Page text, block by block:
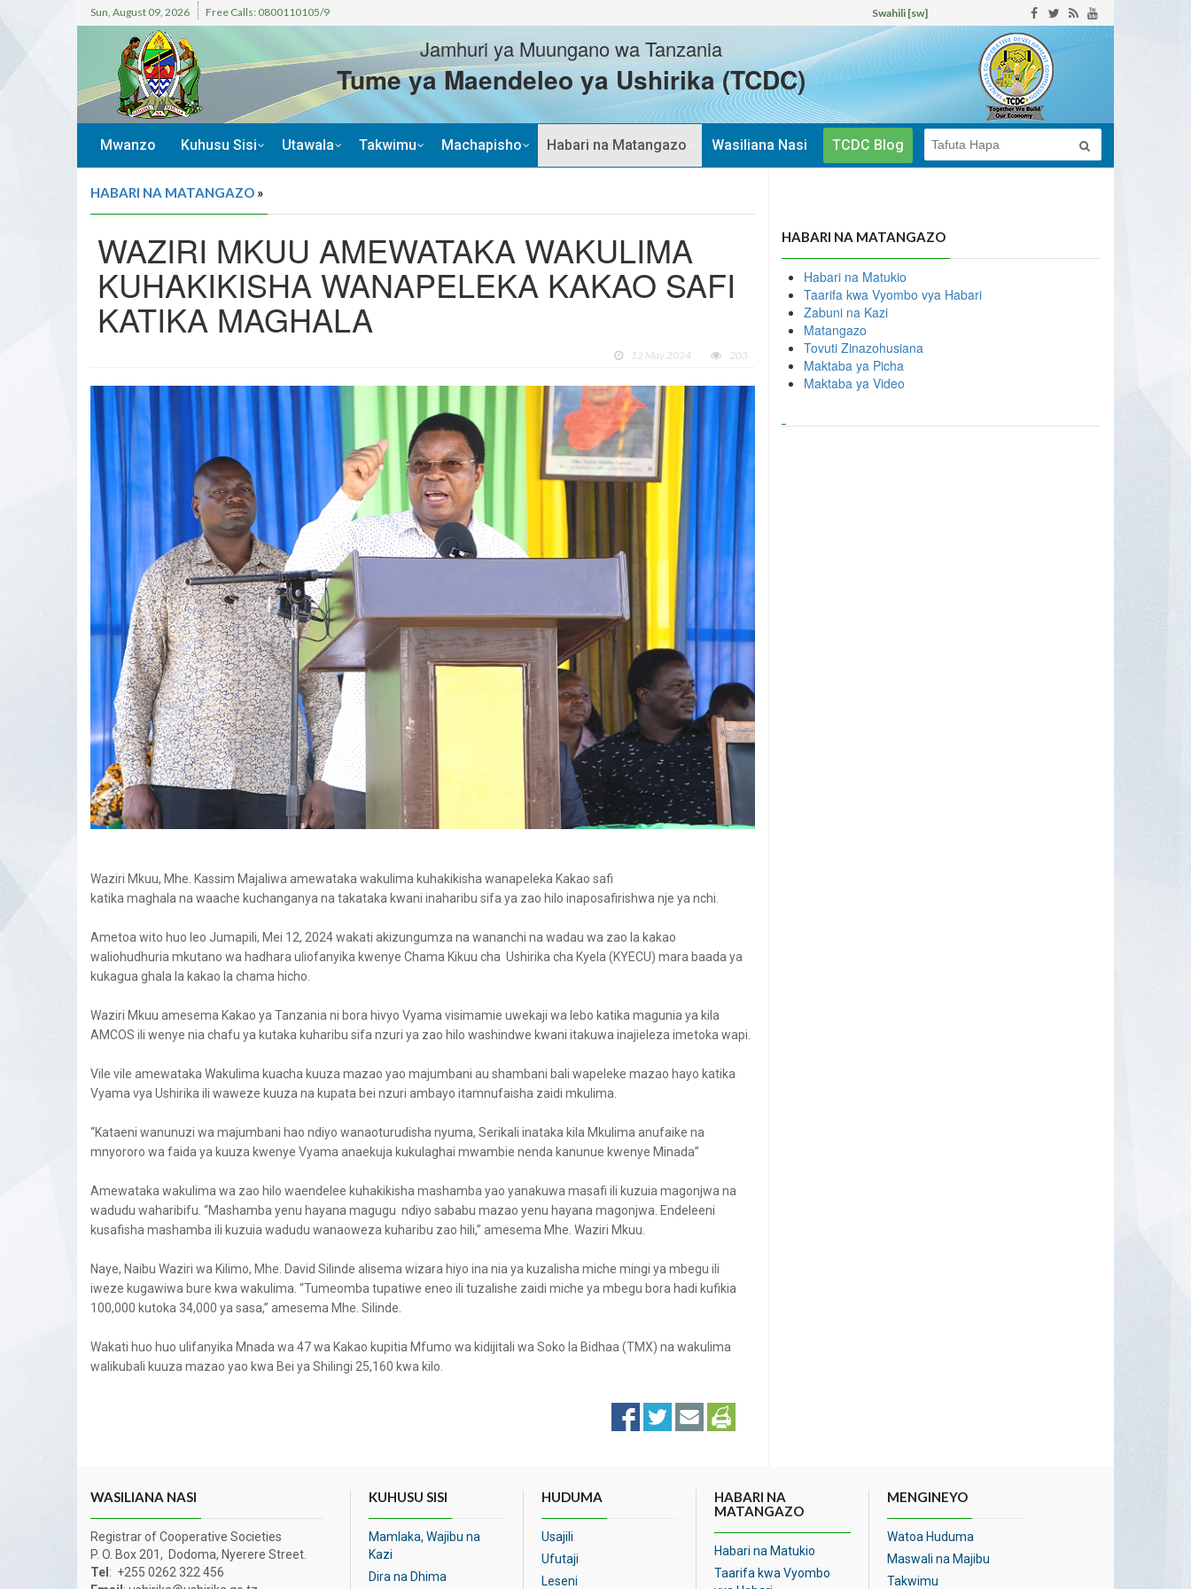
Sun, August 09, 2026 Free Calls: 0800110105/9 Swahili [sw]
Jamhuri ya Muungano wa Tanzania
Tume ya Maendeleo ya Ushirika (TCDC)
Mwanzo Kuhusu Sisi Utawala Takwimu Machapisho Habari na Matangazo Wasiliana Nasi TCDC Blog
HABARI NA MATANGAZO »
WAZIRI MKUU AMEWATAKA WAKULIMA
KUHAKIKISHA WANAPELEKA KAKAO SAFI
KATIKA MAGHALA
12 May 2024 203
Waziri Mkuu, Mhe. Kassim Majaliwa amewataka wakulima kuhakikisha wanapeleka Kakao safi
katika maghala na waache kuchanganya na takataka kwani inaharibu sifa ya zao hilo inaposafirishwa nje ya nchi.
Ametoa wito huo leo Jumapili, Mei 12, 2024 wakati akizungumza na wananchi na wadau wa zao la kakao
waliohudhuria mkutano wa hadhara uliofanyika kwenye Chama Kikuu cha Ushirika cha Kyela (KYECU) mara baada ya
kukagua ghala la kakao la chama hicho.
Waziri Mkuu amesema Kakao ya Tanzania ni bora hivyo Vyama visimamie uwekaji wa lebo katika magunia ya kila
AMCOS ili wenye nia chafu ya kutaka kuharibu sifa nzuri ya zao hilo washindwe kwani itakuwa inajieleza imetoka wapi.
Vile vile amewataka Wakulima kuacha kuuza mazao yao majumbani au shambani bali wapeleke mazao hayo katika
Vyama vya Ushirika ili waweze kuuza na kupata bei nzuri ambayo itamnufaisha zaidi mkulima.
“Kataeni wanunuzi wa majumbani hao ndiyo wanaoturudisha nyuma, Serikali inataka kila Mkulima anufaike na
mnyororo wa faida ya kuuza kwenye Vyama anaekuja kukulaghai mwambie nenda kanunue kwenye Minada”
Amewataka wakulima wa zao hilo waendelee kuhakikisha mashamba yao yanakuwa masafi ili kuzuia magonjwa na
wadudu waharibifu. “Mashamba yenu hayana magugu ndiyo sababu mazao yenu hayana magonjwa. Endeleeni
kusafisha mashamba ili kuzuia wadudu wanaoweza kuharibu zao hili,” amesema Mhe. Waziri Mkuu.
Naye, Naibu Waziri wa Kilimo, Mhe. David Silinde alisema wizara hiyo ina nia ya kuzalisha miche mingi ya mbegu ili
iweze kugawiwa bure kwa wakulima. “Tumeomba tupatiwe eneo ili tuzalishe zaidi miche ya mbegu bora hadi kufikia
100,000 kutoka 34,000 ya sasa,” amesema Mhe. Silinde.
Wakati huo huo ulifanyika Mnada wa 47 wa Kakao kupitia Mfumo wa kidijitali wa Soko la Bidhaa (TMX) na wakulima
walikubali kuuza mazao yao kwa Bei ya Shilingi 25,160 kwa kilo.
HABARI NA MATANGAZO
Habari na Matukio
Taarifa kwa Vyombo vya Habari
Zabuni na Kazi
Matangazo
Tovuti Zinazohusiana
Maktaba ya Picha
Maktaba ya Video
WASILIANA NASI
Registrar of Cooperative Societies
P. O. Box 201, Dodoma, Nyerere Street.
Tel : +255 0262 322 456
KUHUSU SISI
Mamlaka, Wajibu na
Kazi
Dira na Dhima
HUDUMA
Usajili
Ufutaji
Leseni
HABARI NA
MATANGAZO
Habari na Matukio
Taarifa kwa Vyombo
MENGINEYO
Watoa Huduma
Maswali na Majibu
Takwimu